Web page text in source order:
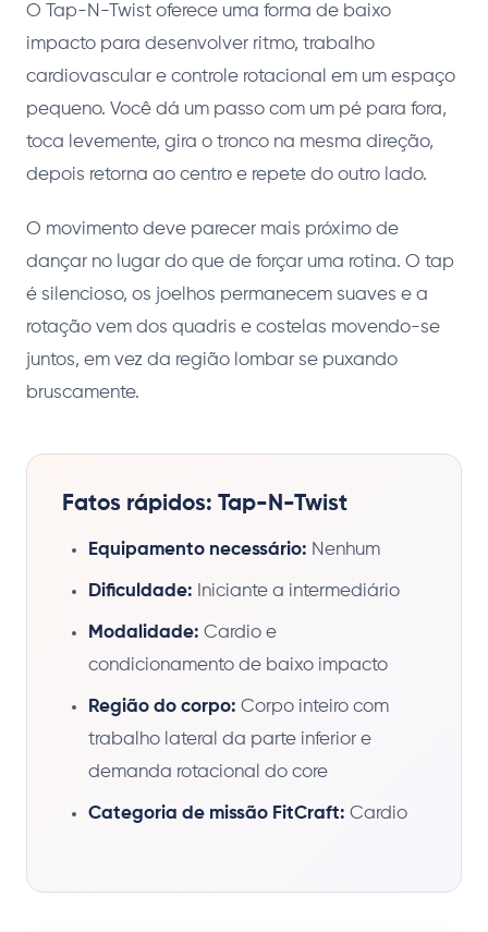
O Tap-N-Twist oferece uma forma de baixo
impacto para desenvolver ritmo, trabalho
cardiovascular e controle rotacional em um espaço
pequeno. Você dá um passo com um pé para fora,
toca levemente, gira o tronco na mesma direção,
depois retorna ao centro e repete do outro lado.
O movimento deve parecer mais próximo de
dançar no lugar do que de forçar uma rotina. O tap
é silencioso, os joelhos permanecem suaves e a
rotação vem dos quadris e costelas movendo-se
juntos, em vez da região lombar se puxando
bruscamente.
Fatos rápidos: Tap-N-Twist
Equipamento necessário: Nenhum
Dificuldade: Iniciante a intermediário
Modalidade: Cardio e
condicionamento de baixo impacto
Região do corpo: Corpo inteiro com
trabalho lateral da parte inferior e
demanda rotacional do core
Categoria de missão FitCraft: Cardio